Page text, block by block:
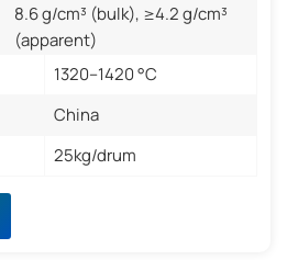
8.6 g/cm³ (bulk), ≥4.2 g/cm³
(apparent)
1320–1420 °C
China
25kg/drum